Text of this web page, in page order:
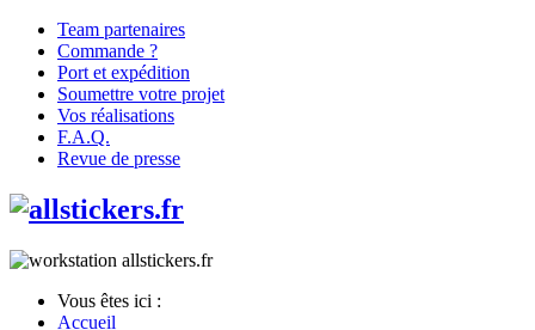
Team partenaires
Commande ?
Port et expédition
Soumettre votre projet
Vos réalisations
F.A.Q.
Revue de presse
Vous êtes ici :
Accueil